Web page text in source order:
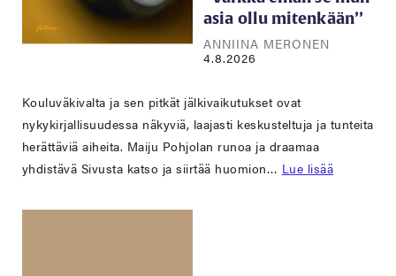
asia ollu mitenkään’’
ANNIINA MERONEN
4.8.2026
Kouluväkivalta ja sen pitkät jälkivaikutukset ovat
nykykirjallisuudessa näkyviä, laajasti keskusteltuja ja tunteita
herättäviä aiheita. Maiju Pohjolan runoa ja draamaa
yhdistävä Sivusta katso ja siirtää huomion… Lue lisää